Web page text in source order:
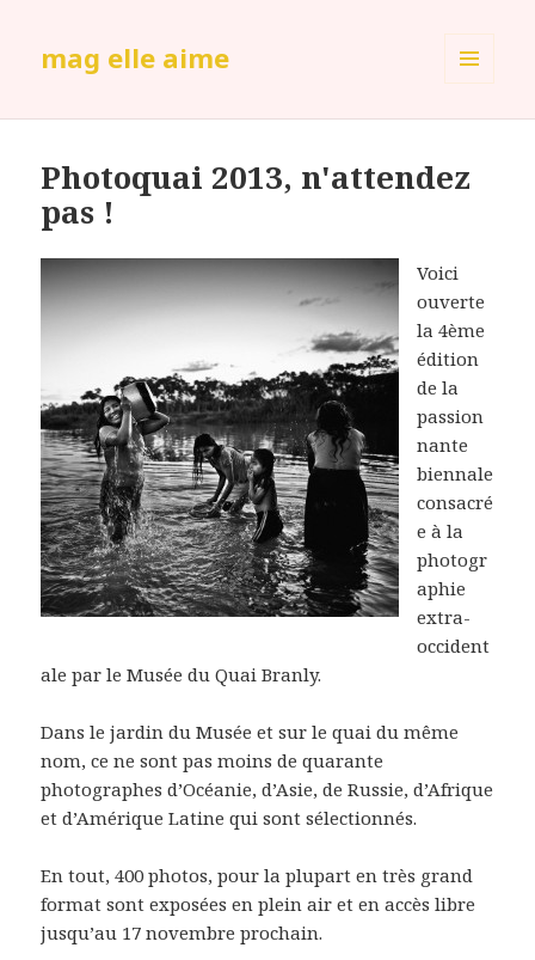
mag elle aime
Photoquai 2013, n'attendez
pas !
Voici
ouverte
la 4ème
édition
de la
passion
nante
biennale
consacré
e à la
photogr
aphie
extra-
occident
ale par le Musée du Quai Branly.
Dans le jardin du Musée et sur le quai du même
nom, ce ne sont pas moins de quarante
photographes d’Océanie, d’Asie, de Russie, d’Afrique
et d’Amérique Latine qui sont sélectionnés.
En tout, 400 photos, pour la plupart en très grand
format sont exposées en plein air et en accès libre
jusqu’au 17 novembre prochain.